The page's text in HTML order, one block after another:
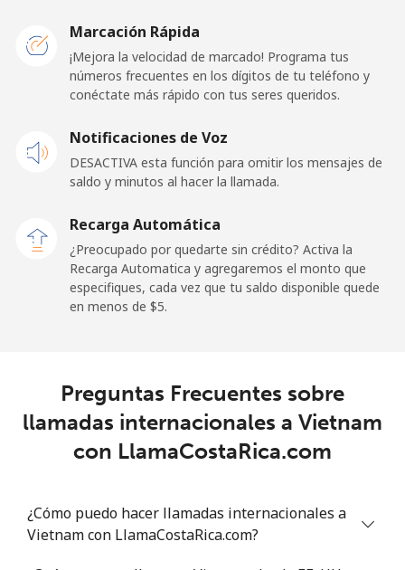
Celular ⁦10.5¢⁩
⁦$5⁩
Marcación Rápida
¡Mejora la velocidad de marcado! Programa tus
números frecuentes en los dígitos de tu teléfono y
conéctate más rápido con tus seres queridos.
Notificaciones de Voz
DESACTIVA esta función para omitir los mensajes de
saldo y minutos al hacer la llamada.
Recarga Automática
¿Preocupado por quedarte sin crédito? Activa la
Recarga Automatica y agregaremos el monto que
especifiques, cada vez que tu saldo disponible quede
en menos de ⁦$5⁩.
Preguntas Frecuentes sobre
llamadas internacionales a Vietnam
con LlamaCostaRica.com
¿Cómo puedo hacer llamadas internacionales a
Vietnam con LlamaCostaRica.com?